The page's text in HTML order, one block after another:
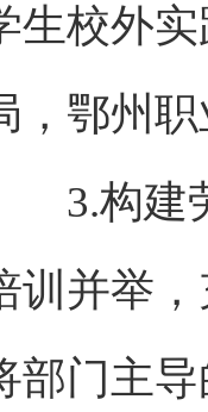
生校外
，鄂州
3.构建劳
训并举
部门主